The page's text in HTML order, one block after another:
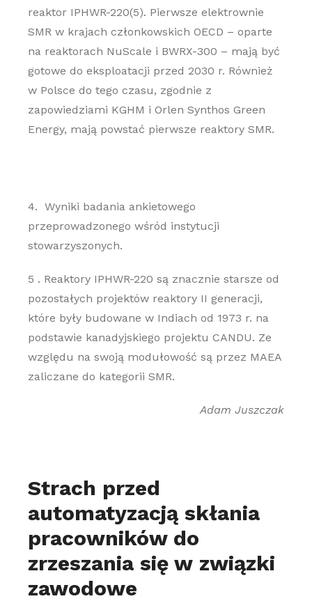
reaktor IPHWR-220(5). Pierwsze elektrownie
SMR w krajach członkowskich OECD – oparte
na reaktorach NuScale i BWRX-300 – mają być
gotowe do eksploatacji przed 2030 r. Również
w Polsce do tego czasu, zgodnie z
zapowiedziami KGHM i Orlen Synthos Green
Energy, mają powstać pierwsze reaktory SMR.
4. Wyniki badania ankietowego
przeprowadzonego wśród instytucji
stowarzyszonych.
5 . Reaktory IPHWR-220 są znacznie starsze od
pozostałych projektów reaktory II generacji,
które były budowane w Indiach od 1973 r. na
podstawie kanadyjskiego projektu CANDU. Ze
względu na swoją modułowość są przez MAEA
zaliczane do kategorii SMR.
Adam Juszczak
Strach przed
automatyzacją skłania
pracowników do
zrzeszania się w związki
zawodowe